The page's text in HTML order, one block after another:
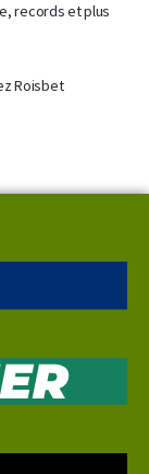
records et plus
Roisbet